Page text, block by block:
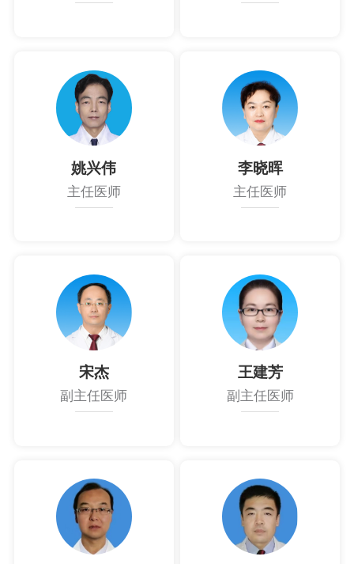
姚兴伟
主任医师
李晓晖
主任医师
宋杰
副主任医师
王建芳
副主任医师